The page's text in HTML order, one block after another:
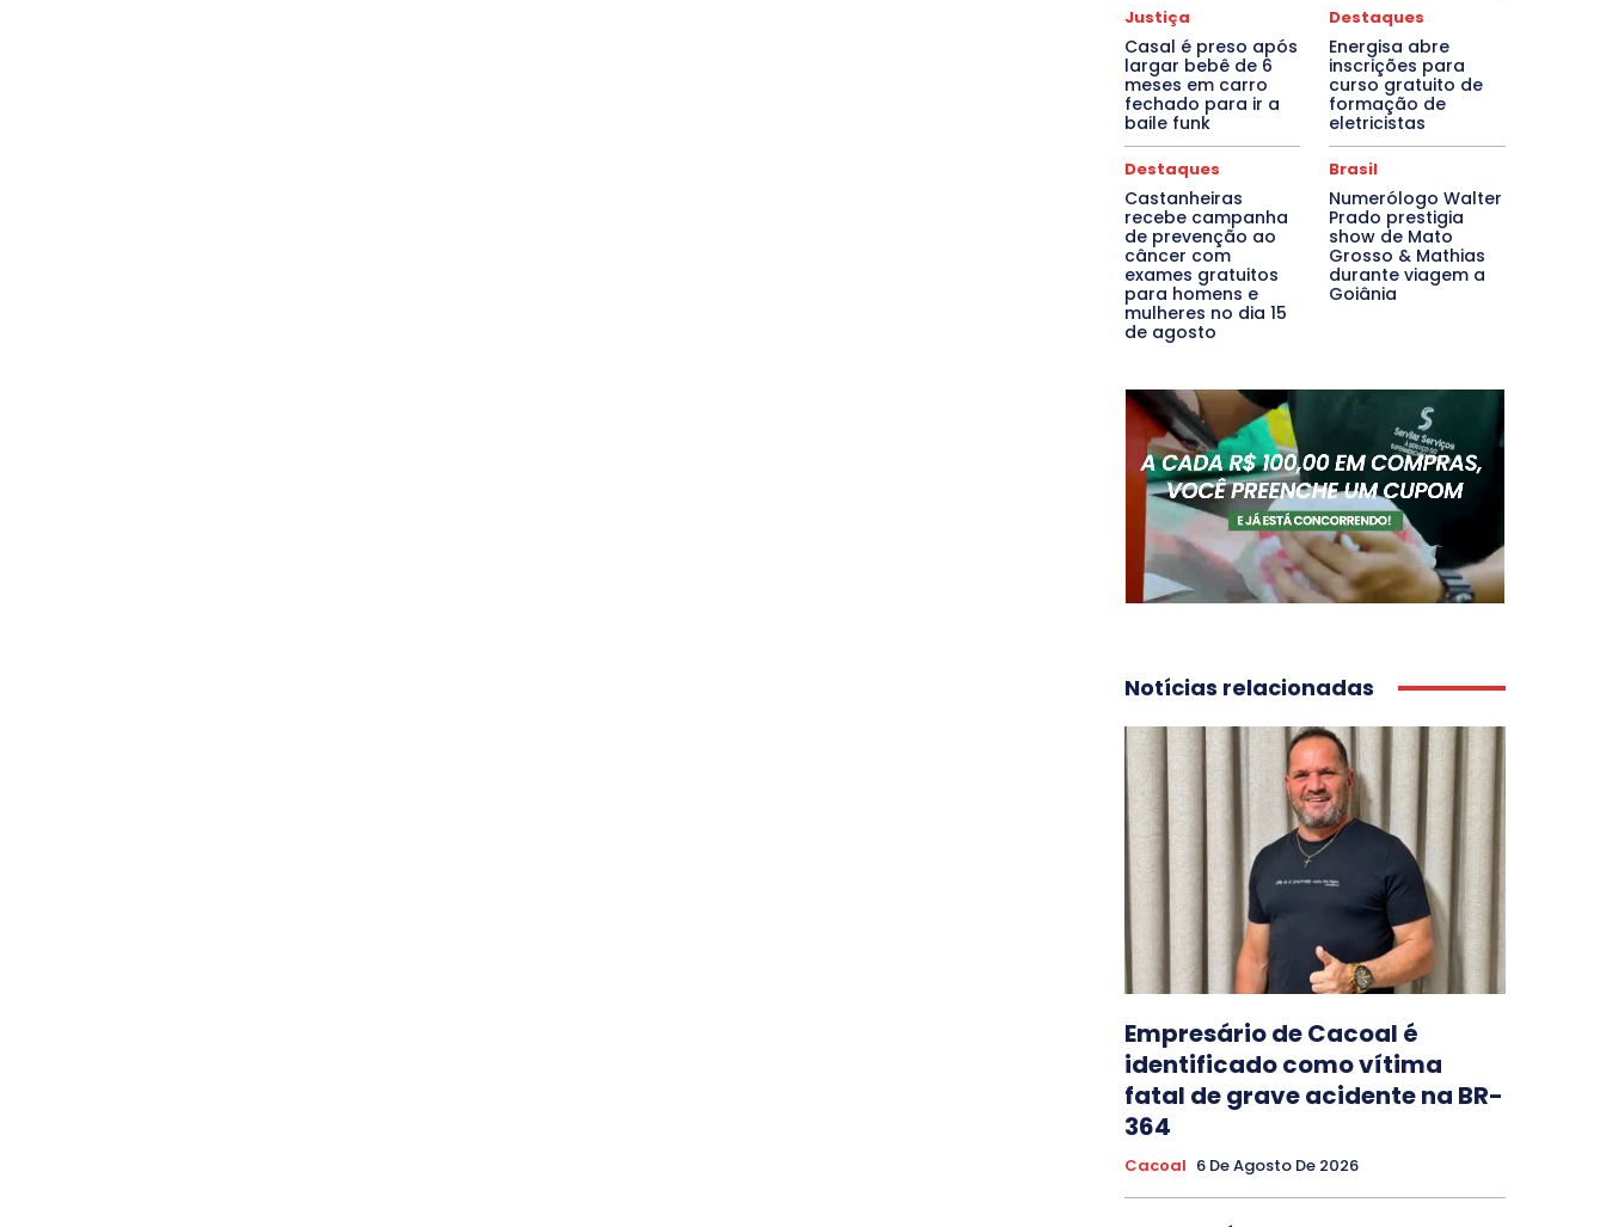
Justiça
Casal é preso após
largar bebê de 6
meses em carro
fechado para ir a
baile funk
Destaques
Energisa abre
inscrições para
curso gratuito de
formação de
eletricistas
Destaques
Castanheiras
recebe campanha
de prevenção ao
câncer com
exames gratuitos
para homens e
mulheres no dia 15
de agosto
Brasil
Numerólogo Walter
Prado prestigia
show de Mato
Grosso & Mathias
durante viagem a
Goiânia
Notícias relacionadas
Empresário de Cacoal é
identificado como vítima
fatal de grave acidente na BR-
364
Cacoal 6 De Agosto De 2026